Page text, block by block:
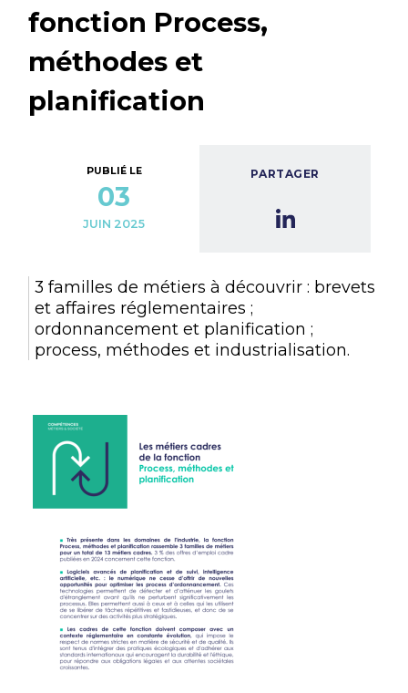
fonction Process,
méthodes et
planification
PUBLIÉ LE
03
JUIN 2025
PARTAGER
3 familles de métiers à découvrir : brevets
et affaires réglementaires ;
ordonnancement et planification ;
process, méthodes et industrialisation.